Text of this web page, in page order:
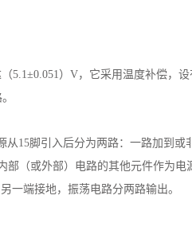
5.1±0.051）V，它采用温度补偿，
从15脚引入后分为两路：一路加到
部（或外部）电路的其他元件作为
一端接地，振荡电路分两路输出。